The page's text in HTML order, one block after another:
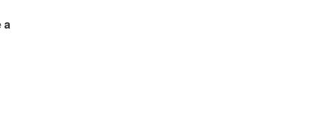
a